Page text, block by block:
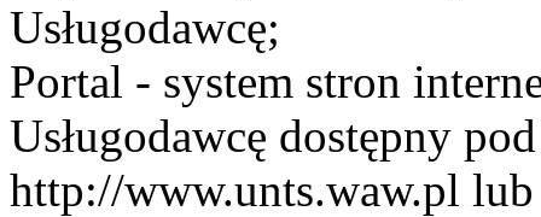
Usługodawcę;
Portal - system stron
Usługodawcę dostępny
http://www.unts.waw.pl lub